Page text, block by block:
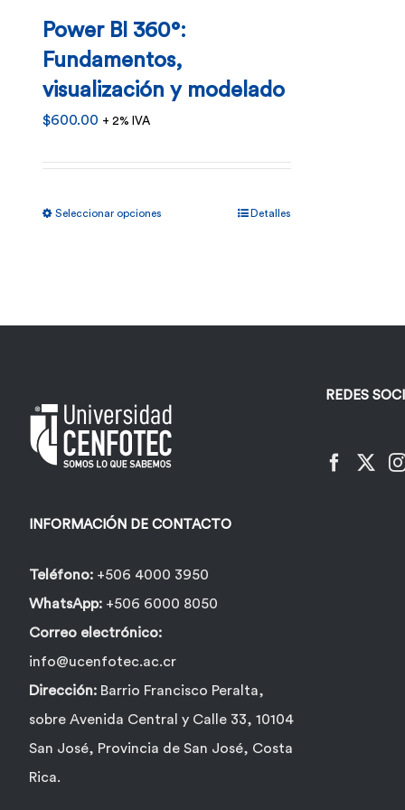
Power BI 360°:
Fundamentos,
visualización y modelado
$600.00 + 2% IVA
Seleccionar opciones
pueden
elegir
de
producto
Detalles
INFORMACIÓN DE CONTACTO
Teléfono: +506 4000 3950
WhatsApp: +506 6000 8050
Correo electrónico:
info@ucenfotec.ac.cr
Dirección: Barrio Francisco Peralta,
sobre Avenida Central y Calle 33, 10104
San José, Provincia de San José, Costa
Rica.
REDES